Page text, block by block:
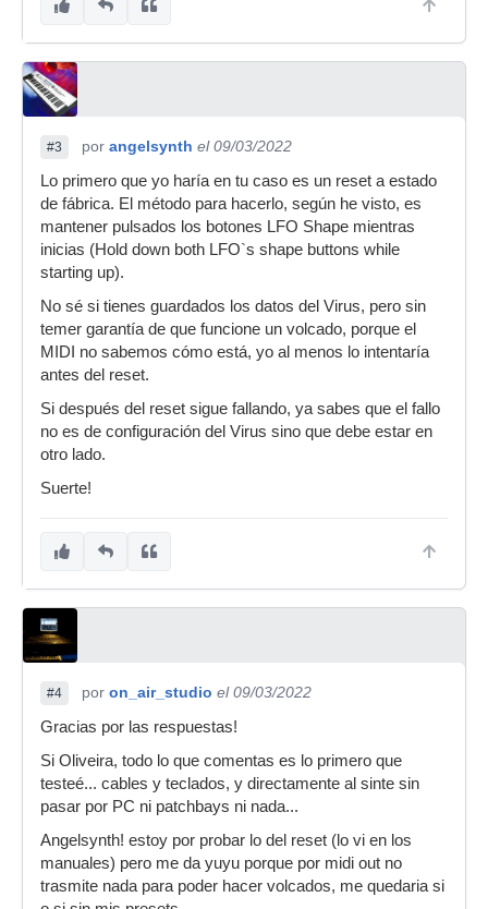
#3 por angelsynth el 09/03/2022
Lo primero que yo haría en tu caso es un reset a estado
de fábrica. El método para hacerlo, según he visto, es
mantener pulsados los botones LFO Shape mientras
inicias (Hold down both LFO`s shape buttons while
starting up).
No sé si tienes guardados los datos del Virus, pero sin
temer garantía de que funcione un volcado, porque el
MIDI no sabemos cómo está, yo al menos lo intentaría
antes del reset.
Si después del reset sigue fallando, ya sabes que el fallo
no es de configuración del Virus sino que debe estar en
otro lado.
Suerte!
#4 por on_air_studio el 09/03/2022
Gracias por las respuestas!
Si Oliveira, todo lo que comentas es lo primero que
testeé... cables y teclados, y directamente al sinte sin
pasar por PC ni patchbays ni nada...
Angelsynth! estoy por probar lo del reset (lo vi en los
manuales) pero me da yuyu porque por midi out no
trasmite nada para poder hacer volcados, me quedaria si